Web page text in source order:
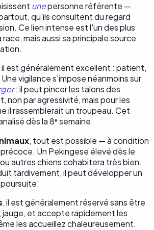
unepersonne référente —
qu'ils consultent du regard
Ce lien intense est l'un des plus
race, mais aussi sa principale source
il est généralement excellent : patient,
vigilance s'impose néanmoins sur
: il peut pincer les talons des
non par agressivité, mais pour les
il rassemblerait un troupeau. Cet
dès la 8ᵉ semaine.
, tout est possible — à condition
Un Pekingese élevé dès le
autres chiens cohabitera très bien.
tardivement, il peut développer un
, il est généralement réservé sans être
jauge, et accepte rapidement les
les accueillez chaleureusement.